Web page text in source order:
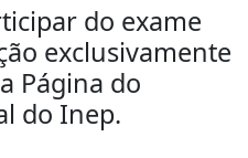
do exame
exclusivamente
Página do
do Inep.